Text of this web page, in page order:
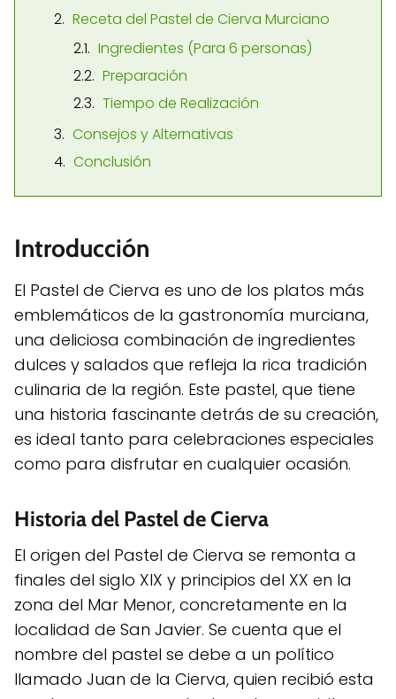
Receta del Pastel de Cierva Murciano
Ingredientes (Para 6 personas)
Preparación
Tiempo de Realización
Consejos y Alternativas
Conclusión
Introducción
El Pastel de Cierva es uno de los platos más
emblemáticos de la gastronomía murciana,
una deliciosa combinación de ingredientes
dulces y salados que refleja la rica tradición
culinaria de la región. Este pastel, que tiene
una historia fascinante detrás de su creación,
es ideal tanto para celebraciones especiales
como para disfrutar en cualquier ocasión.
Historia del Pastel de Cierva
El origen del Pastel de Cierva se remonta a
finales del siglo XIX y principios del XX en la
zona del Mar Menor, concretamente en la
localidad de San Javier. Se cuenta que el
nombre del pastel se debe a un político
llamado Juan de la Cierva, quien recibió esta